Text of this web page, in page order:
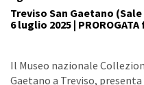
Treviso San Gaetano
6 luglio 2025 |
Il Museo nazionale
Gaetano a Treviso, presenta